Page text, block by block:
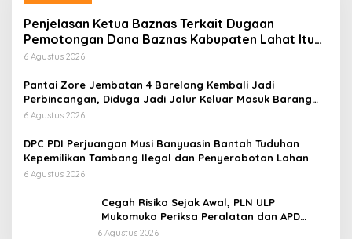
Penjelasan Ketua Baznas Terkait Dugaan
Pemotongan Dana Baznas Kabupaten Lahat Itu
Tidak Benar
6 Agustus 2026
Pantai Zore Jembatan 4 Barelang Kembali Jadi
Perbincangan, Diduga Jadi Jalur Keluar Masuk Barang
Tanpa Dokumen Kepabeanan, Nama Berinisial WL
di Kawasan Pesisir
6 Agustus 2026
DPC PDI Perjuangan Musi Banyuasin Bantah Tuduhan
Kepemilikan Tambang Ilegal dan Penyerobotan Lahan
6 Agustus 2026
Cegah Risiko Sejak Awal, PLN ULP
Mukomuko Periksa Peralatan dan APD
Petugas secara Rutin
6 Agustus 2026